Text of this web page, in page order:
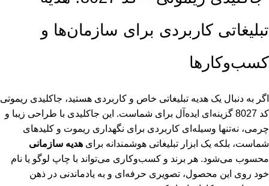
تبلیغاتی کاربردی برای سازمان‌ها و
کسب‌وکارها
اگر به دنبال یک هدیه تبلیغاتی خاص و کاربردی هستید، جاکلیدی ریموتی
کد 8027 گزینه‌ای ایده‌آل برای شماست. این جاکلیدی با طراحی زیبا و
چرمی، نه‌تنها وسیله‌ای کاربردی برای نگهداری ریموت و کلیدهای
شماست، بلکه یک ابزار تبلیغاتی هوشمندانه برای هدیه سازمانی
محسوب می‌شود. هر برند و کسب‌وکاری می‌تواند با چاپ لوگو یا نام
خود روی این محصول، تصویری حرفه‌ای و به یادماندنی در ذهن